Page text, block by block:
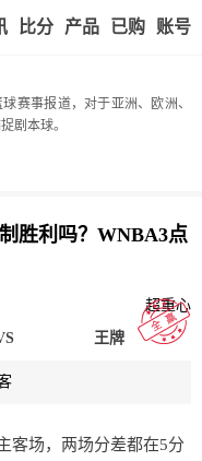
赢家视点赛事比分实战版入口
我的
赛事报道，对于亚洲、欧洲、
剧本球。
胜利吗？WNBA3点
王牌
超重心
客场，两场分差都在5分